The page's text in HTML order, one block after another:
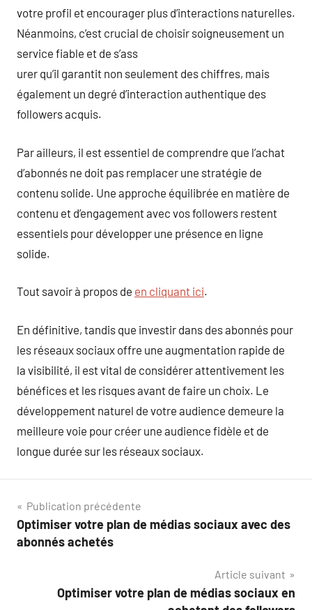
votre profil et encourager plus d’interactions naturelles.
Néanmoins, c’est crucial de choisir soigneusement un
service fiable et de s’ass
urer qu’il garantit non seulement des chiffres, mais
également un degré d’interaction authentique des
followers acquis.
Par ailleurs, il est essentiel de comprendre que l’achat
d’abonnés ne doit pas remplacer une stratégie de
contenu solide. Une approche équilibrée en matière de
contenu et d’engagement avec vos followers restent
essentiels pour développer une présence en ligne
solide.
Tout savoir à propos de en cliquant ici.
En définitive, tandis que investir dans des abonnés pour
les réseaux sociaux offre une augmentation rapide de
la visibilité, il est vital de considérer attentivement les
bénéfices et les risques avant de faire un choix. Le
développement naturel de votre audience demeure la
meilleure voie pour créer une audience fidèle et de
longue durée sur les réseaux sociaux.
Navigation
de
Publication précédente
Optimiser votre plan de médias sociaux avec des
abonnés achetés
Article suivant
Optimiser votre plan de médias sociaux en